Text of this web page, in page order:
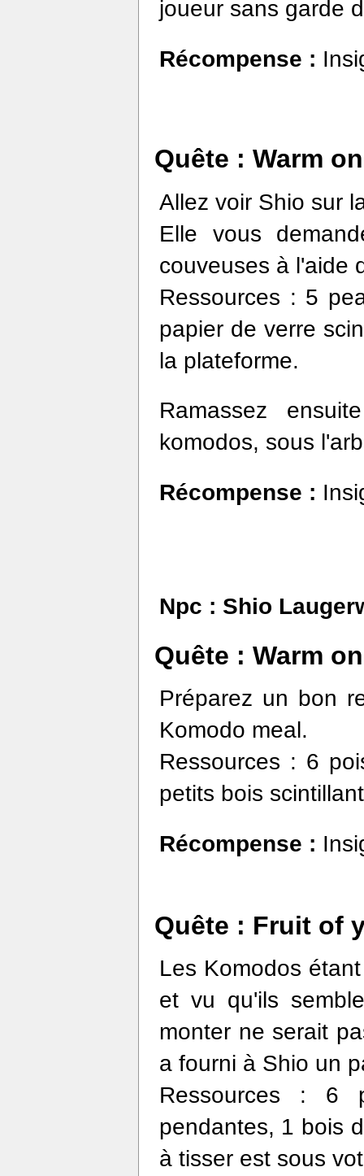
joueur sans garde
Récompense :
Quête : Warm
Allez voir Shio sur
Elle vous
couveuses à l'aide
Ressources : 5
papier de verre
la plateforme.
Ramassez
komodos, sous
Récompense :
Npc : Shio
Quête : Warm
Préparez un bon
Komodo meal.
Ressources : 6
petits bois
Récompense :
Quête : Fruit of
Les Komodos
et vu qu'ils
monter ne serait
a fourni à Shio un
Ressources : 6
pendantes, 1 bois
à tisser est sous